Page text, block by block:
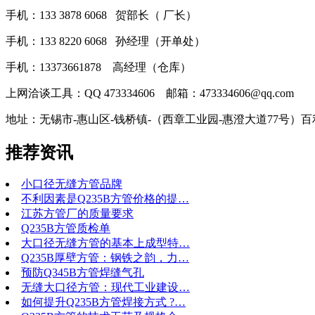
手机：133 3878 6068 贺部长（ 厂长）
手机：133 8220 6068 孙经理（开单处）
手机：13373661878 高经理（仓库）
上网洽谈工具：QQ 473334606 邮箱：473334606@qq.com
地址：无锡市-惠山区-钱桥镇-（西章工业园-惠澄大道77号）
推荐资讯
小口径无缝方管品牌
不利因素是Q235B方管价格的提…
江苏方管厂的质量要求
Q235B方管质检单
大口径无缝方管的基本上成型特…
Q235B厚壁方管：钢铁之韵，力…
预防Q345B方管焊缝气孔
无缝大口径方管：现代工业建设…
如何提升Q235B方管焊接方式 ?…